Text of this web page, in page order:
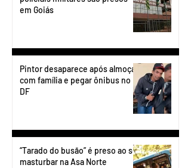
em Goiás
Pintor desaparece após almoçar
com família e pegar ônibus no
DF
“Tarado do busão” é preso ao se
masturbar na Asa Norte